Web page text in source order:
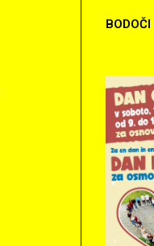
BODOČI